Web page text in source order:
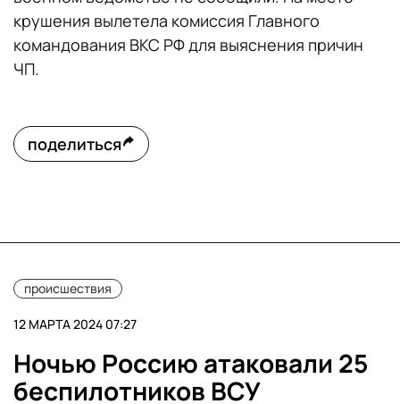
крушения вылетела комиссия Главного
командования ВКС РФ для выяснения причин
ЧП.
поделиться
происшествия
12 МАРТА 2024 07:27
Ночью Россию атаковали 25
беспилотников ВСУ